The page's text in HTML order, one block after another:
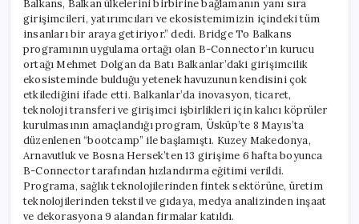
Balkans, Balkan ülkelerini birbirine bağlamanın yanı sıra
girişimcileri, yatırımcıları ve ekosistemimizin içindeki tüm
insanları bir araya getiriyor.” dedi. Bridge To Balkans
programının uygulama ortağı olan B-Connector’ın kurucu
ortağı Mehmet Dolgan da Batı Balkanlar’daki girişimcilik
ekosisteminde bulduğu yetenek havuzunun kendisini çok
etkilediğini ifade etti. Balkanlar’da inovasyon, ticaret,
teknoloji transferi ve girişimci işbirlikleri için kalıcı köprüler
kurulmasının amaçlandığı program, Üsküp’te 8 Mayıs’ta
düzenlenen “bootcamp” ile başlamıştı. Kuzey Makedonya,
Arnavutluk ve Bosna Hersek’ten 13 girişime 6 hafta boyunca
B-Connector tarafından hızlandırma eğitimi verildi.
Programa, sağlık teknolojilerinden fintek sektörüne, üretim
teknolojilerinden tekstil ve gıdaya, medya analizinden inşaat
ve dekorasyona 9 alandan firmalar katıldı.